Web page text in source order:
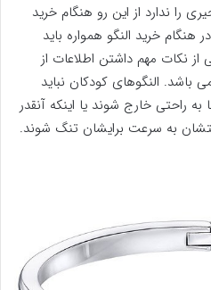
را ندارد از این رو هنگام خرید
هنگام خرید النگو همواره باید
از نکات مهم داشتن اطلاعات از
باشد. النگوهای کودکان نباید
راحتی خارج شوند یا اینکه آنقدر
به سرعت برایشان تنگ شوند.